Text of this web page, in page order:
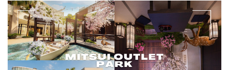
心
理
測
驗
星
座/
生